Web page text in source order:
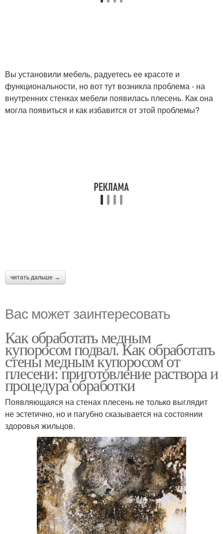
Вы установили мебель, радуетесь ее красоте и
функциональности, но вот тут возникла проблема - на
внутренних стенках мебели появилась плесень. Как она
могла появиться и как избавится от этой проблемы?
читать дальше →
Вас может заинтересовать
Как обработать медным
купоросом подвал. Как обработать
стены медным купоросом от
плесени: приготовление раствора и
процедура обработки
Появляющаяся на стенах плесень не только выглядит
не эстетично, но и пагубно сказывается на состоянии
здоровья жильцов.